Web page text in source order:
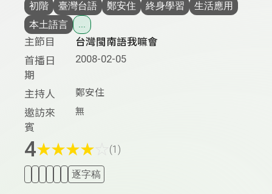
初階 臺灣台語 鄭安住 終身學習
生活應用
本土語言
...
主節目
台灣閩南語我嘛會
首播日
期
2008-02-05
主持人 鄭安住
邀訪來
賓
無
4★★★★ (1)
逐字稿